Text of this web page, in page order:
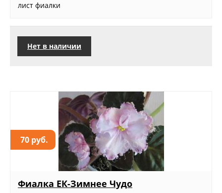
лист фиалки
Нет в наличии
70 руб.
Фиалка ЕК-Зимнее Чудо